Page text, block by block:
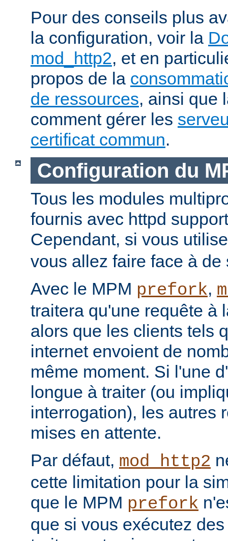
Pour des conseils plus
la configuration, voir la
mod_http2, et en
propos de la
de ressources, ainsi que
comment gérer les
certificat commun.
Configuration du
Tous les modules
fournis avec httpd
Cependant, si vous
vous allez faire face à
Avec le MPM prefork,
traitera qu'une requête à
alors que les clients tels
internet envoient de
même moment. Si l'une
longue à traiter (ou
interrogation), les autres
mises en attente.
Par défaut, mod_http2
cette limitation pour la
que le MPM prefork
que si vous exécutez